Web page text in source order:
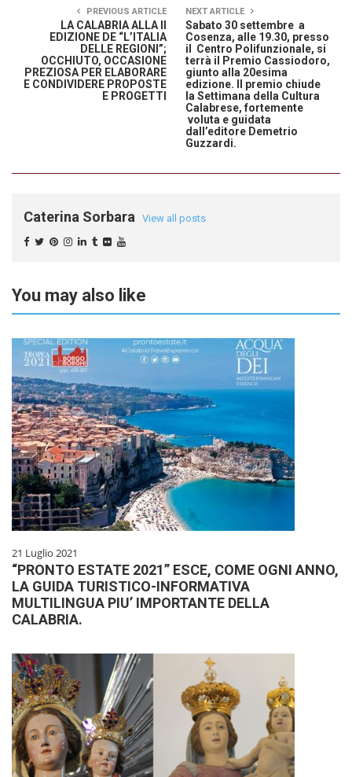
PREVIOUS ARTICLE
LA CALABRIA ALLA II
EDIZIONE DE “L’ITALIA
DELLE REGIONI”;
OCCHIUTO, OCCASIONE
PREZIOSA PER ELABORARE
E CONDIVIDERE PROPOSTE
E PROGETTI
NEXT ARTICLE
Sabato 30 settembre a
Cosenza, alle 19.30, presso
il Centro Polifunzionale, si
terrà il Premio Cassiodoro,
giunto alla 20esima
edizione. Il premio chiude
la Settimana della Cultura
Calabrese, fortemente
voluta e guidata
dall’editore Demetrio
Guzzardi.
Caterina Sorbara View all posts
You may also like
21 Luglio 2021
“PRONTO ESTATE 2021” ESCE, COME OGNI ANNO,
LA GUIDA TURISTICO-INFORMATIVA
MULTILINGUA PIU’ IMPORTANTE DELLA
CALABRIA.